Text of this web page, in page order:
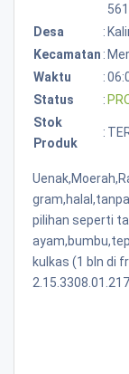
Desa
:
Kecamatan :
Waktu
:
Status
:
Stok
Produk
:
pilihan seperti
kulkas (1 bln di